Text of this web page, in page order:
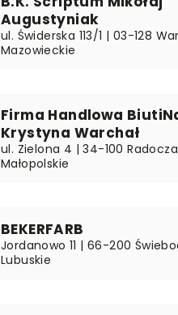
Augustyniak
ul. Świderska 113/1 | 03-128
Mazowieckie
Firma Handlowa
Krystyna Warchał
ul. Zielona 4 | 34-100
Małopolskie
BEKERFARB
Jordanowo 11 | 66-200
Lubuskie